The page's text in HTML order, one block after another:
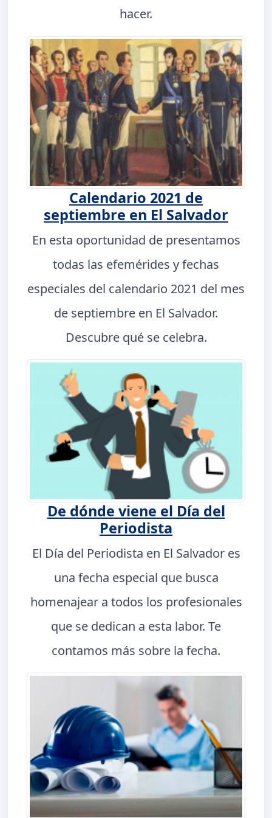
hacer.
Calendario 2021 de
septiembre en El Salvador
En esta oportunidad de presentamos
todas las efemérides y fechas
especiales del calendario 2021 del mes
de septiembre en El Salvador.
Descubre qué se celebra.
De dónde viene el Día del
Periodista
El Día del Periodista en El Salvador es
una fecha especial que busca
homenajear a todos los profesionales
que se dedican a esta labor. Te
contamos más sobre la fecha.